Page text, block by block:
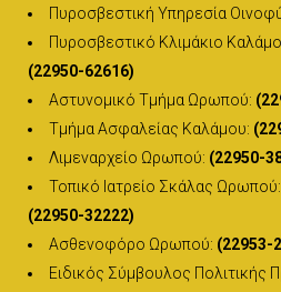
Πυροσβεστική Υπηρεσία
Πυροσβεστικό Κλιμάκιο
(22950-62616)
Αστυνομικό Τμήμα Ωρωπού:
Τμήμα Ασφαλείας Καλάμου:
Λιμεναρχείο Ωρωπού: (22950-
Τοπικό Ιατρείο Σκάλας Ωρωπού:
(22950-32222)
Ασθενοφόρο Ωρωπού: (22953-
Ειδικός Σύμβουλος Πολιτικής